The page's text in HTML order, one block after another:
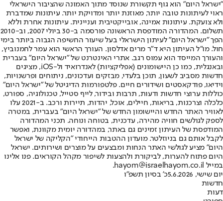
"ישראל היום" הוא גוף תקשורת שנוסד מתוך האמונה שהציבור הישראלי
ראוי לעיתונות טובה יותר, מאוזנת יותר ומדויקת יותר. עיתונות שמדברת
ולא צועקת. עיתונות אמינה, אובייקטיבית ועניינית. עיתונות אחרת וללא
תשלום. המהדורה המודפסת הראשונה פורסמה ב-30 ביולי 2007, וב-2010
הפך "ישראל היום" לעיתון הישראלי בעל שיעור החשיפה הגבוה ביותר בימי
חול. מו"ל העיתון היא ד"ר מרים אדלסון. העורך הראשי הוא עמר לחמנוביץ,
והעורך המייסד הוא עמוס רגב. אתרי האינטרנט של "ישראל היום" בעברית
ובאנגלית, כמו כן היישומונים (אפליקציות) לאנדרואיד ול-iOS, מציגים
חדשות מסביב לשעון, תוכן בלעדי, מבזקים ועדכונים, ניתוחים ופרשנויות,
וידיאו, פודקאסטים ושידורים חיים. פלטפורמות הדיגיטל של "ישראל היום"
כוללות ערוצי חדשות ודעות, תרבות ובידור, לייף סטייל, טכנולוגיה, ספורט,
כלכלה וצרכנות, בריאות, חיילים, אוכל, יהדות, תיירות ורכב. ב-2021 עלו
לאוויר האתר החדש והיישומון החדש של "ישראל היום" בעברית, במטרה
לספק לגולשים חוויה מהירה, עדכנית, בטוחה ונוחה. תכני המהדורה
המודפסת של העיתון זמינים גם באתר, במהדורה יומית מקוונת, ואפשר
לקבל אותם גם בניוזלטר. מועדון ההטבות הייחודי "הקליקה של ישראל
היום" מציע לגולשי האתר הנחות ומבצעים על מוצרים ושירותים. ישראל
היום פתוח להערות, לביקורת ולהצעות לשיפור מקהל הקוראים. פנו אלינו
במייל hayom@israelhayom.co.il.
יום שישי, 5.6.2026
כ' בסיון תשפ"ו
חדשות
דעות